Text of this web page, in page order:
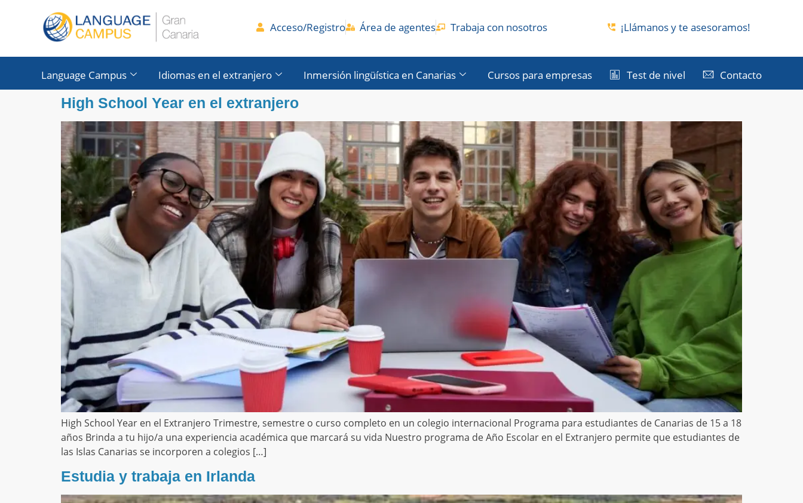
Acceso/Registro Área de agentes Trabaja con nosotros ¡Llámanos y te asesoramos!
Language Campus Idiomas en el extranjero Inmersión lingüística en Canarias Cursos para empresas Test de nivel Contacto
High School Year en el extranjero
High School Year en el Extranjero Trimestre, semestre o curso completo en un colegio internacional Programa para estudiantes de Canarias de 15 a 18
años Brinda a tu hijo/a una experiencia académica que marcará su vida Nuestro programa de Año Escolar en el Extranjero permite que estudiantes de
las Islas Canarias se incorporen a colegios […]
Estudia y trabaja en Irlanda